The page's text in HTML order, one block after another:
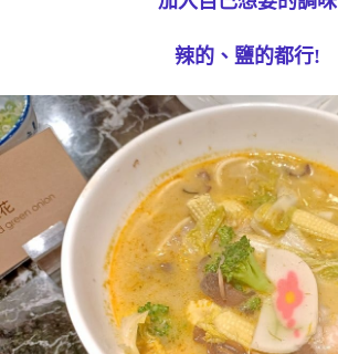
辣的、鹽的都行!